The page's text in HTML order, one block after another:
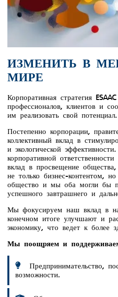
ИЗМЕНИТЬ В
МИРЕ
Корпоративная стратегия
профессионалов, клиентов и
им реализовать свой потенциал.
Постепенно корпорации,
коллективный вклад в
и экологической
корпоративной
вклад в просвещение
не только бизнес-контентом,
общество и мы оба могли бы
успешного завтрашнего и
Мы фокусируем наш вклад в
конечном итоге улучшают и
экономику, что ведет к более
Мы поощряем и
Предпринимательство,
возможности.